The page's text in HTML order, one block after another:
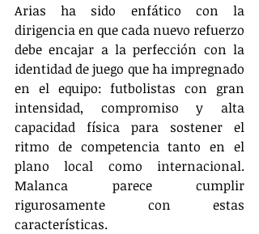
Arias ha sido enfático con la
dirigencia en que cada nuevo refuerzo
debe encajar a la perfección con la
identidad de juego que ha impregnado
en el equipo: futbolistas con gran
intensidad, compromiso y alta
capacidad física para sostener el
ritmo de competencia tanto en el
plano local como internacional.
Malanca parece cumplir
rigurosamente con estas
características.